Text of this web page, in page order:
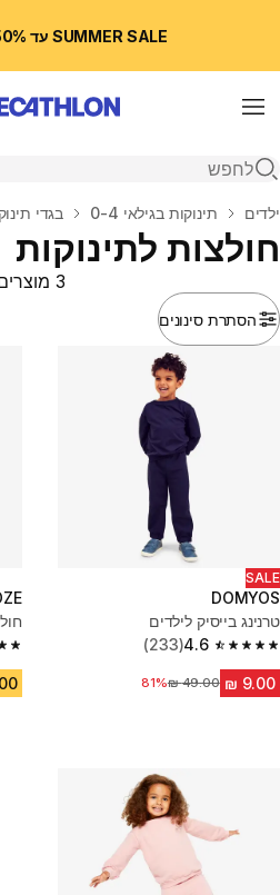
SUMMER SALE עד 50% הנחה 🛍️
Menu
פתיחת חיפוש
בית
ילדים תינוקות בגילאי 0-4 בגדי
חולצות לתינוקות
הסתרת סינונים
3 מוצרים
SALE
DOMYOS
טרנינג בייסיק לילדים
4.6
4.6 out of 5 stars from 233 reviews
(233)
מחיר לפני הנחה‏49.00 ₪
81%
4.8 out of 5 stars from 705 reviews